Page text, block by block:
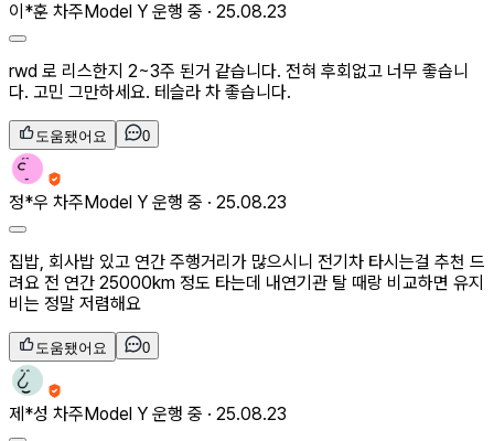
이*훈 차주Model Y 운행 중 · 25.08.23
rwd 로 리스한지 2~3주 된거 같습니다. 전혀 후회없고 너무 좋습니
다. 고민 그만하세요. 테슬라 차 좋습니다.
도움됐어요 0
정*우 차주Model Y 운행 중 · 25.08.23
집밥, 회사밥 있고 연간 주행거리가 많으시니 전기차 타시는걸 추천 드
려요 전 연간 25000km 정도 타는데 내연기관 탈 때랑 비교하면 유지
비는 정말 저렴해요
도움됐어요 0
제*성 차주Model Y 운행 중 · 25.08.23